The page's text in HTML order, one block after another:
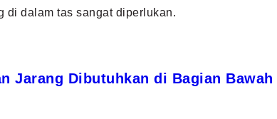
di dalam tas sangat diperlukan.
Jarang Dibutuhkan di Bagian Bawah